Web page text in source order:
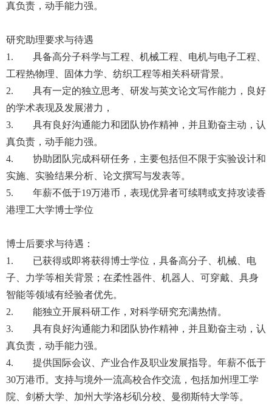
真负责，动手能力强。
研究助理要求与待遇
1. 具备高分子科学与工程、机械工程、电机与电子工程、
工程热物理、固体力学、纺织工程等相关科研背景。
2. 具有一定的独立思考、研发与英文论文写作能力，良好
的学术表现及发展潜力，
3. 具有良好沟通能力和团队协作精神，并且勤奋主动，认
真负责，动手能力强。
4. 协助团队完成科研任务，主要包括但不限于实验设计和
实施、实验结果分析、论文撰写与发表等。
5. 年薪不低于19万港币，表现优异者可续聘或支持攻读香
港理工大学博士学位
博士后要求与待遇：
1. 已获得或即将获得博士学位，具备高分子、机械、电
子、力学等相关背景；在柔性器件、机器人、可穿戴、具身
智能等领域有经验者优先。
2. 能独立开展科研工作，对科学研究充满热情。
3. 具有良好沟通能力和团队协作精神，并且勤奋主动，认
真负责，动手能力强。
4. 提供国际会议、产业合作及职业发展指导。年薪不低于
30万港币。支持与境外一流高校合作交流，包括加州理工学
院、剑桥大学、加州大学洛杉矶分校、曼彻斯特大学等。